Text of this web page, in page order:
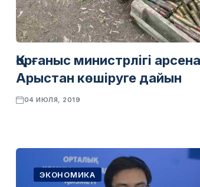
Қорғаныс министрлігі
Арыстан көшіруге дайын
04 ИЮЛЯ, 2019
ЭКОНОМИКА